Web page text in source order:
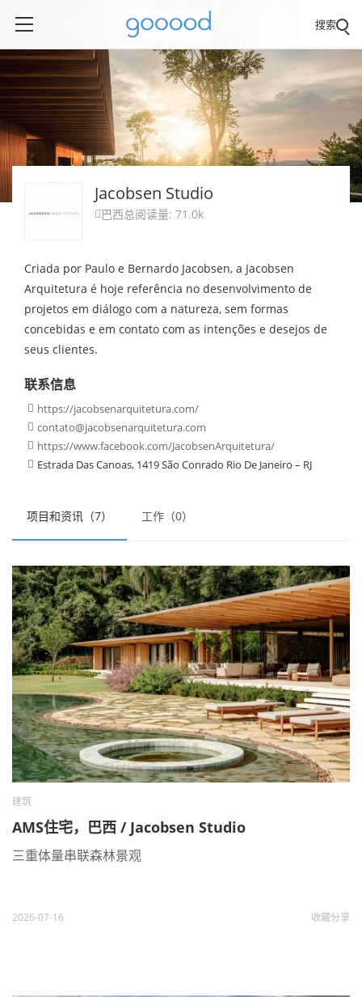
搜索
项目和资讯（7） 工作（0）
建筑
AMS住宅，巴西 / Jacobsen Studio
三重体量串联森林景观
2026-07-16 收藏分享
Jacobsen Studio
 巴西总阅读量: 71.0k
Criada por Paulo e Bernardo Jacobsen, a Jacobsen
Arquitetura é hoje referência no desenvolvimento de
projetos em diálogo com a natureza, sem formas
concebidas e em contato com as intenções e desejos de
seus clientes.
联系信息
 https://jacobsenarquitetura.com/
 contato@jacobsenarquitetura.com
 https://www.facebook.com/JacobsenArquitetura/
 Estrada Das Canoas, 1419 São Conrado Rio De Janeiro – RJ